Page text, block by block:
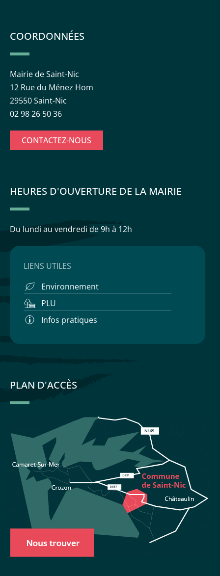
COORDONNÉES
Mairie de Saint-Nic
12 Rue du Ménez Hom
29550 Saint-Nic
02 98 26 50 36
CONTACTEZ-NOUS
HEURES D'OUVERTURE DE LA MAIRIE
Du lundi au vendredi de 9h à 12h
LIENS UTILES
Environnement
PLU
Infos pratiques
PLAN D'ACCÈS